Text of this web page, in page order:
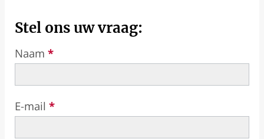
Stel ons uw vraag:
Naam *
E-mail *